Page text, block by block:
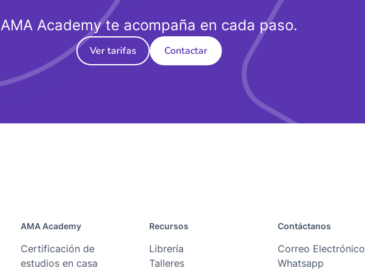
AMA Academy te acompaña en cada paso.
Ver tarifas Contactar
AMA Academy
Certificación de
estudios en casa
Recursos
Librería
Talleres
Contáctanos
Correo Electrónico
Whatsapp